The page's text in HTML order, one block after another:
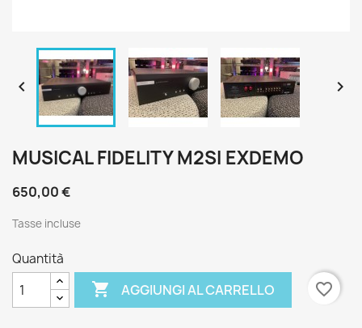
 
MUSICAL FIDELITY M2SI EXDEMO
650,00 €
Tasse incluse
Quantità
 AGGIUNGI AL CARRELLO favorite_border